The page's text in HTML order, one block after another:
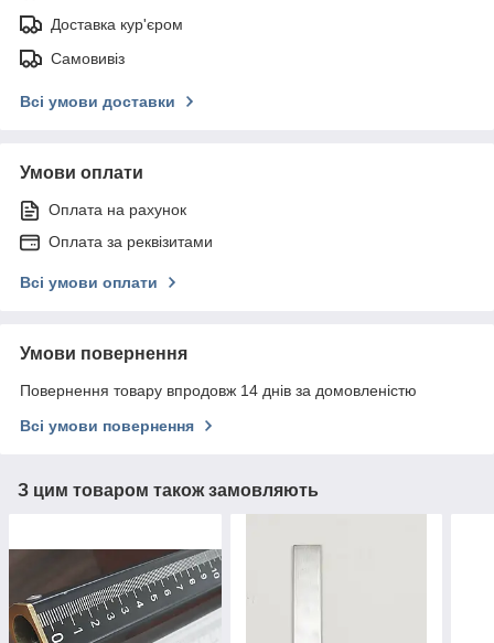
Доставка кур'єром
Самовивіз
Всі умови доставки
Умови оплати
Оплата на рахунок
Оплата за реквізитами
Всі умови оплати
Умови повернення
Повернення товару впродовж 14 днів за домовленістю
Всі умови повернення
З цим товаром також замовляють